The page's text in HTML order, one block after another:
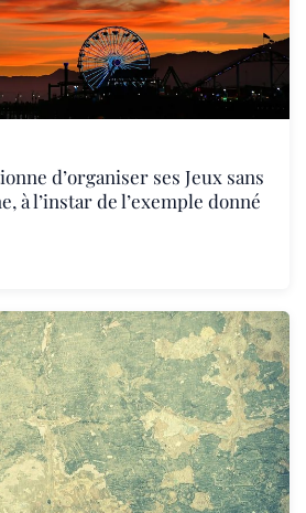
d’organiser ses Jeux sans
à l’instar de l’exemple donné